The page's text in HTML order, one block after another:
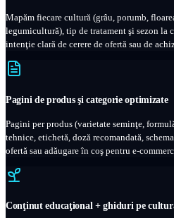
Mapăm fiecare cultură (grâu, porumb,
legumicultură), tip de tratament şi sezon la
intenţie clară de cerere de ofertă sau de
Pagini de produs şi categorie optimizate
Pagini per produs (varietate seminţe,
tehnice, etichetă, doză recomandată,
ofertă sau adăugare în coş pentru e-
Conţinut educaţional + ghiduri pe